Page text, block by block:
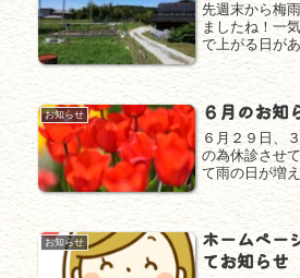
先週末から梅
ましたね！一
で上がる日が
注意を！ちな
多い月が６月
夏の暑さに身
が一番危ない
外...
お知らせ ６月のお知
６月２９日、
の為休診させ
て雨の日が増
を付けて夏バ
暑さに身体を
お知らせ
ホームペー
てお知らせ